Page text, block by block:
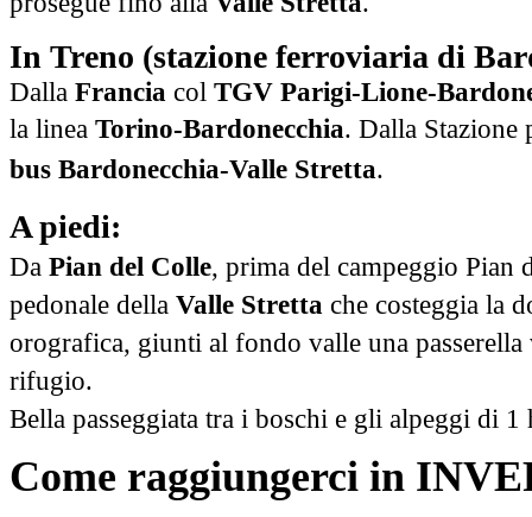
In Treno (stazione ferroviaria di
Dalla Francia col TGV Parigi-­Lione-­
la linea Torino-­Bardonecchia. Dalla
bus Bardonecchia-­Valle Stretta.
A piedi:
Da Pian del Colle, prima del campeggio Pian
pedonale della Valle Stretta che costeggia la
orografica, giunti al fondo valle una
rifugio.
Bella passeggiata tra i boschi e gli alpeggi di 1
Come raggiungerci in